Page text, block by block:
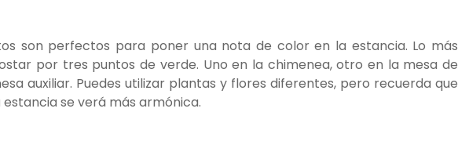
son perfectos para poner una nota de color en la estancia. Lo más
por tres puntos de verde. Uno en la chimenea, otro en la mesa de
auxiliar. Puedes utilizar plantas y flores diferentes, pero recuerda que
se verá más armónica.